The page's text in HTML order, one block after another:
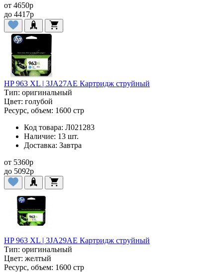
от 4650p
до 4417p
HP 963 XL | 3JA27AE Картридж струйный
Тип: оригинальный
Цвет: голубой
Ресурс, объем: 1600 стр
Код товара: Л021283
Наличие: 13 шт.
Доставка: Завтра
от 5360p
до 5092p
HP 963 XL | 3JA29AE Картридж струйный
Тип: оригинальный
Цвет: желтый
Ресурс, объем: 1600 стр